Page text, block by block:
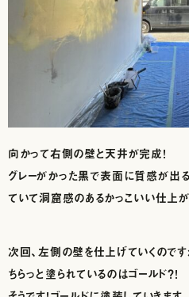
向かって右側の壁と天井が完成！
グレーがかった黒で表面に質感が出
ていて洞窟感のあるかっこいい仕上
次回、左側の壁を仕上げていくので
ちらっと塗られているのはゴールド？！